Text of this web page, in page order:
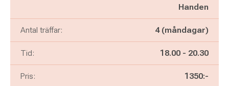
Handen
Antal träffar: 4 (måndagar)
Tid: Pågår mellan
18.00 - och
20.30
Pris: 1350:-